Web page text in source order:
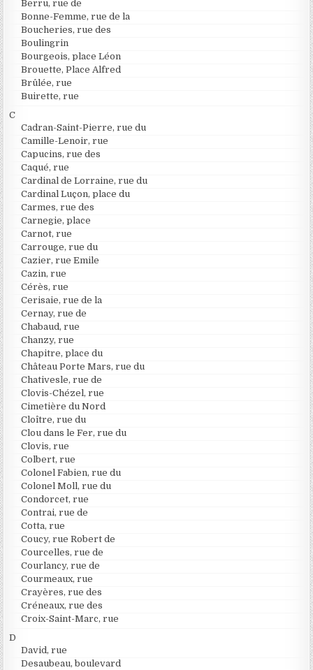
Berru, rue de
Bonne-Femme, rue de la
Boucheries, rue des
Boulingrin
Bourgeois, place Léon
Brouette, Place Alfred
Brûlée, rue
Buirette, rue
C
Cadran-Saint-Pierre, rue du
Camille-Lenoir, rue
Capucins, rue des
Caqué, rue
Cardinal de Lorraine, rue du
Cardinal Luçon, place du
Carmes, rue des
Carnegie, place
Carnot, rue
Carrouge, rue du
Cazier, rue Emile
Cazin, rue
Cérès, rue
Cerisaie, rue de la
Cernay, rue de
Chabaud, rue
Chanzy, rue
Chapitre, place du
Château Porte Mars, rue du
Chativesle, rue de
Clovis-Chézel, rue
Cimetière du Nord
Cloître, rue du
Clou dans le Fer, rue du
Clovis, rue
Colbert, rue
Colonel Fabien, rue du
Colonel Moll, rue du
Condorcet, rue
Contrai, rue de
Cotta, rue
Coucy, rue Robert de
Courcelles, rue de
Courlancy, rue de
Courmeaux, rue
Crayères, rue des
Créneaux, rue des
Croix-Saint-Marc, rue
D
David, rue
Desaubeau, boulevard